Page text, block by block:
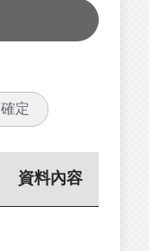
確定
資料內容